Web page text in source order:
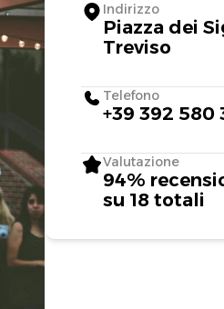
Indirizzo
Piazza dei
Treviso
Telefono
+39 392 580
Valutazione
94%
su 18 totali